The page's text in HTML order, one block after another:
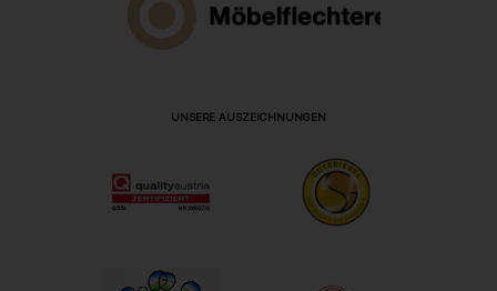
UNSERE AUSZEICHNUNGEN